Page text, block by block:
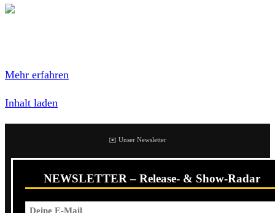
Mehr erfahren
Inhalt laden
✉️ Unser Newsletter
NEWSLETTER – Release- & Show-Radar